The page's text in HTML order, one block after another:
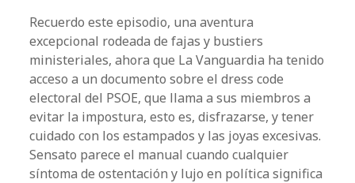
Recuerdo este episodio, una aventura
excepcional rodeada de fajas y bustiers
ministeriales, ahora que La Vanguardia ha tenido
acceso a un documento sobre el dress code
electoral del PSOE, que llama a sus miembros a
evitar la impostura, esto es, disfrazarse, y tener
cuidado con los estampados y las joyas excesivas.
Sensato parece el manual cuando cualquier
síntoma de ostentación y lujo en política significa